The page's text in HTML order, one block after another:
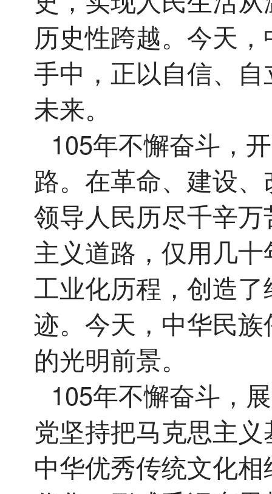
历史性跨越。今天
手中，正以自信、
未来。
105年不懈奋斗，
路。在革命、建设
领导人民历尽千辛
主义道路，仅用几
工业化历程，创造
迹。今天，中华民
的光明前景。
105年不懈奋斗，
党坚持把马克思主
中华优秀传统文化